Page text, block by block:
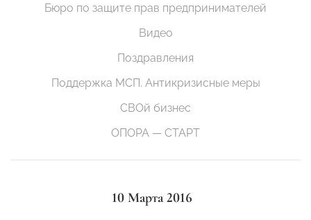
Бюро по защите прав предпринимателей
Видео
Поздравления
Поддержка МСП. Антикризисные меры
СВОй бизнес
ОПОРА — СТАРТ
10 Марта 2016